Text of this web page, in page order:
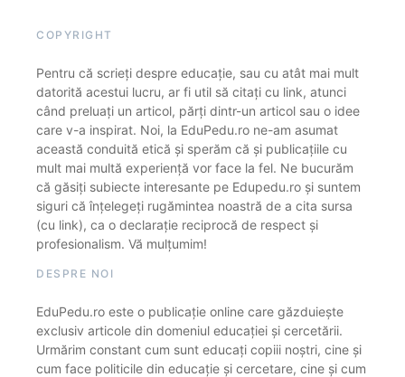
COPYRIGHT
Pentru că scrieți despre educație, sau cu atât mai mult
datorită acestui lucru, ar fi util să citați cu link, atunci
când preluați un articol, părți dintr-un articol sau o idee
care v-a inspirat. Noi, la EduPedu.ro ne-am asumat
această conduită etică și sperăm că și publicațiile cu
mult mai multă experiență vor face la fel. Ne bucurăm
că găsiți subiecte interesante pe Edupedu.ro și suntem
siguri că înțelegeți rugămintea noastră de a cita sursa
(cu link), ca o declarație reciprocă de respect și
profesionalism. Vă mulțumim!
DESPRE NOI
EduPedu.ro este o publicație online care găzduiește
exclusiv articole din domeniul educației și cercetării.
Urmărim constant cum sunt educați copiii noștri, cine și
cum face politicile din educație și cercetare, cine și cum